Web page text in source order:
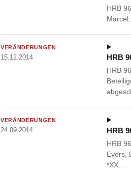
HRB
VERÄNDERUNGEN
15.12.2014 HRB
HRB
VERÄNDERUNGEN
24.09.2014 HRB
HRB
Evers,
*XX…